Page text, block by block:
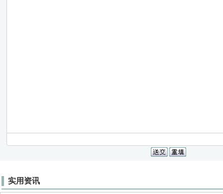
实用资讯